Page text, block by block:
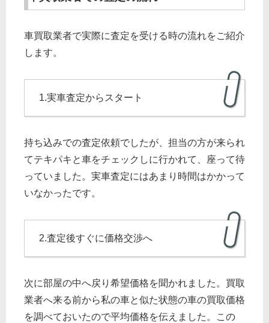
車買取業者で実際に査定を受ける時の流れをご紹介
します。
1.実車査定からスタート
持ち込みでの査定依頼でしたが、担当の方が来られ
てテキパキと車をチェックしに行かれて、座って待
っていました。実車査定にはあまり時間はかかって
いなかったです。
2.査定後すぐに価格交渉へ
次に部屋の中へ戻り希望価格を聞かれました。買取
業者へ来る前から私の車と似た状態の車の買取価格
を調べておいたので平均価格を伝えました。この